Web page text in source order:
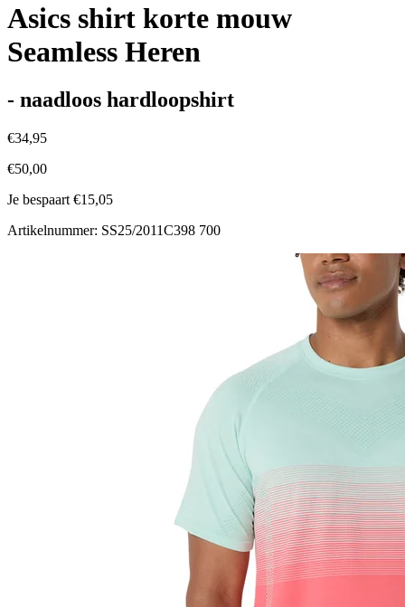
Asics shirt korte mouw
Seamless Heren
- naadloos hardloopshirt
€34,95
€50,00
Je bespaart €15,05
Artikelnummer: SS25/2011C398 700